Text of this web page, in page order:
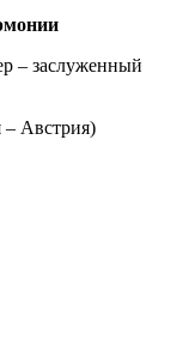
– заслуженный
– Австрия)